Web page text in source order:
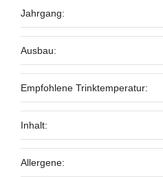
Jahrgang:
Ausbau:
Empfohlene Trinktemperatur:
Inhalt:
Allergene: